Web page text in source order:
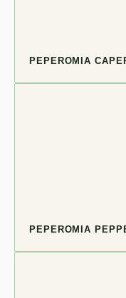
PEPEROMIA
PEPEROMIA